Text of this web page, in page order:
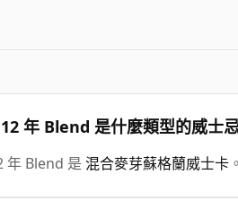
年 Blend 是什麼類型的威士
年 Blend 是 混合麥芽蘇格蘭威士卡 。